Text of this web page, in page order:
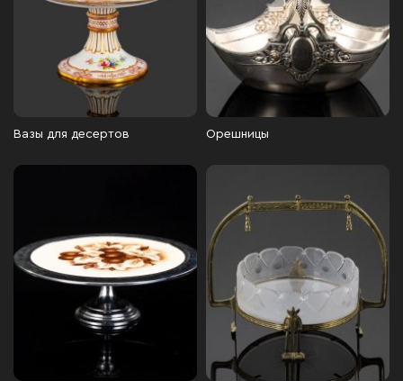
Вазы для десертов Орешницы